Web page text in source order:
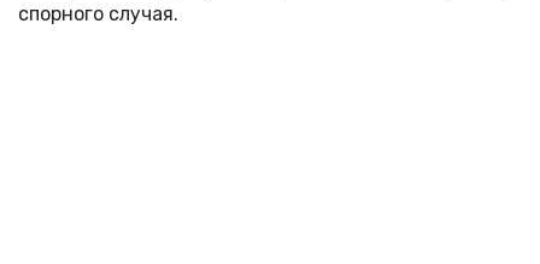
спорного случая.